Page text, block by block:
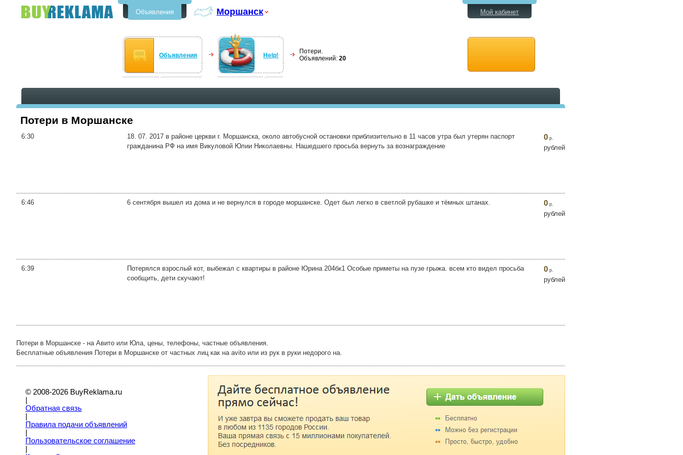
Объявления Моршанск
Объявления Help!
Потери.
Объявлений: 20
Мой кабинет
Потери в Моршанске
6:30
18. 07. 2017 в районе церкви г. Моршанска, около автобусной остановки приблизительно в 11 часов утра был утерян паспорт
гражданина РФ на имя Викуловой Юлии Николаевны. Нашедшего просьба вернуть за вознаграждение
0 р.
рублей
6:46 6 сентября вышел из дома и не вернулся в городе моршанске. Одет был легко в светлой рубашке и тёмных штанах. 0 р.
рублей
6:39
Потерялся взрослый кот, выбежал с квартиры в районе Юрина 204бк1 Особые приметы на пузе грыжа. всем кто видел просьба
сообщить, дети скучают!
0 р.
рублей
Потери в Моршанске - на Авито или Юла, цены, телефоны, частные объявления.
Бесплатные объявления Потери в Моршанске от частных лиц как на avito или из рук в руки недорого на.
© 2008-2026 BuyReklama.ru
Обратная связь
Правила подачи объявлений
Пoльзовательское соглашение